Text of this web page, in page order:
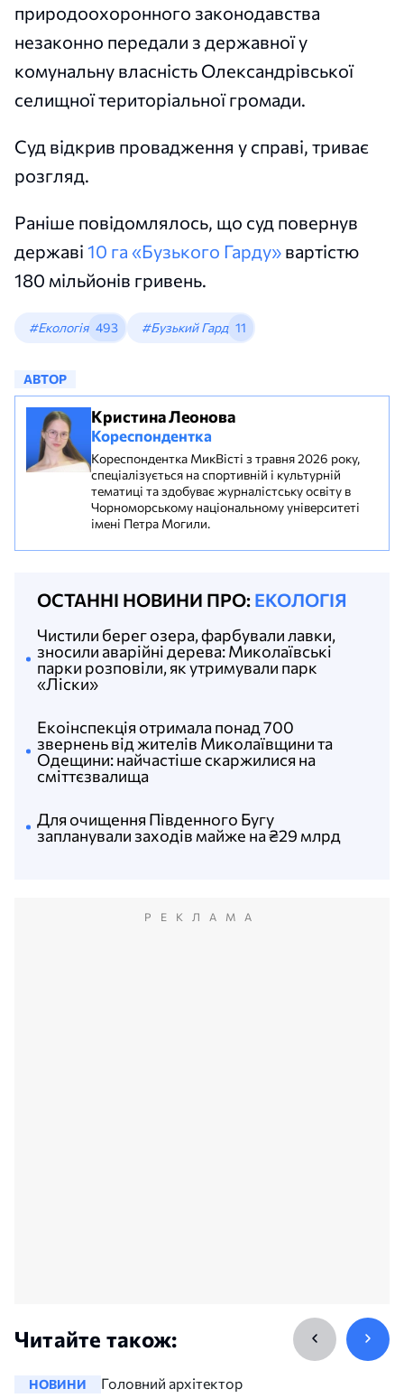
природоохоронного законодавства
незаконно передали з державної у
комунальну власність Олександрівської
селищної територіальної громади.
Суд відкрив провадження у справі, триває
розгляд.
Раніше повідомлялось, що суд повернув
державі 10 га «Бузького Гарду» вартістю
180 мільйонів гривень.
#Екологія 493 #Бузький Гард 11
АВТОР
Кристина Леонова
Кореспондентка
Кореспондентка МикВісті з травня 2026 року,
спеціалізується на спортивній і культурній
тематиці та здобуває журналістську освіту в
Чорноморському національному університеті
імені Петра Могили.
ОСТАННІ НОВИНИ ПРО: ЕКОЛОГІЯ
Для очищення Південного Бугу
запланували заходів майже на ₴29 млрд
Екоінспекція отримала понад 700
звернень від жителів Миколаївщини та
Одещини: найчастіше скаржилися на
сміттєзвалища
Чистили берег озера, фарбували лавки,
зносили аварійні дерева: Миколаївські
парки розповіли, як утримували парк
«Ліски»
РЕКЛАМА
Читайте також:
НОВИНИ
Головний архітектор